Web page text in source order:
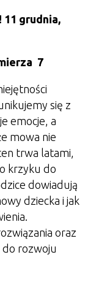
11 grudnia,
7
się z
emocje, a
mowa nie
trwa latami,
krzyku do
dowiadują
dziecka i jak
oraz
rozwoju